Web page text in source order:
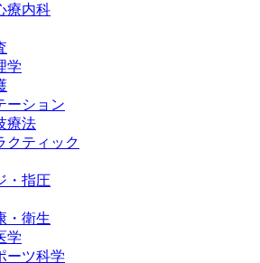
療内科
学
ーション
療法
クティック
・指圧
・衛生
学
ーツ科学